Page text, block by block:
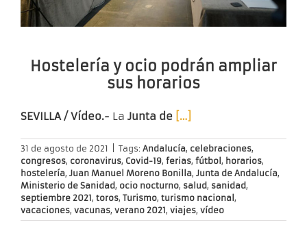
Hostelería y ocio podrán ampliar
sus horarios
SEVILLA / Vídeo.- La Junta de […]
31 de agosto de 2021 Tags: Andalucía, celebraciones,
congresos, coronavirus, Covid-19, ferias, fútbol , horarios,
hostelería, Juan Manuel Moreno Bonilla, Junta de Andalucía,
Ministerio de Sanidad, ocio nocturno, salud, sanidad,
septiembre 2021, toros, Turismo, turismo nacional ,
vacaciones, vacunas, verano 2021, viajes, vídeo